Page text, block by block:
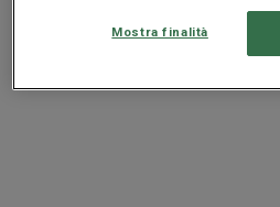
Mostra finalità